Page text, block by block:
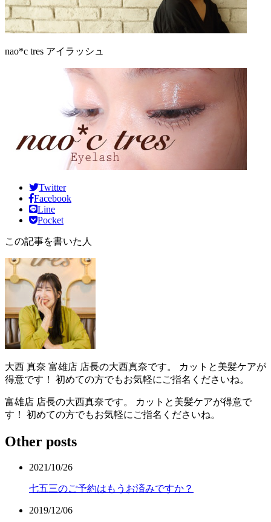
nao*c tres アイラッシュ
Twitter
Facebook
Line
Pocket
この記事を書いた人
大西 真奈 富雄店 店長の大西真奈です。 カットと美髪ケアが
得意です！ 初めての方でもお気軽にご指名くださいね。
富雄店 店長の大西真奈です。 カットと美髪ケアが得意で
す！ 初めての方でもお気軽にご指名くださいね。
Other posts
2021/10/26
七五三のご予約はもうお済みですか？
2019/12/06